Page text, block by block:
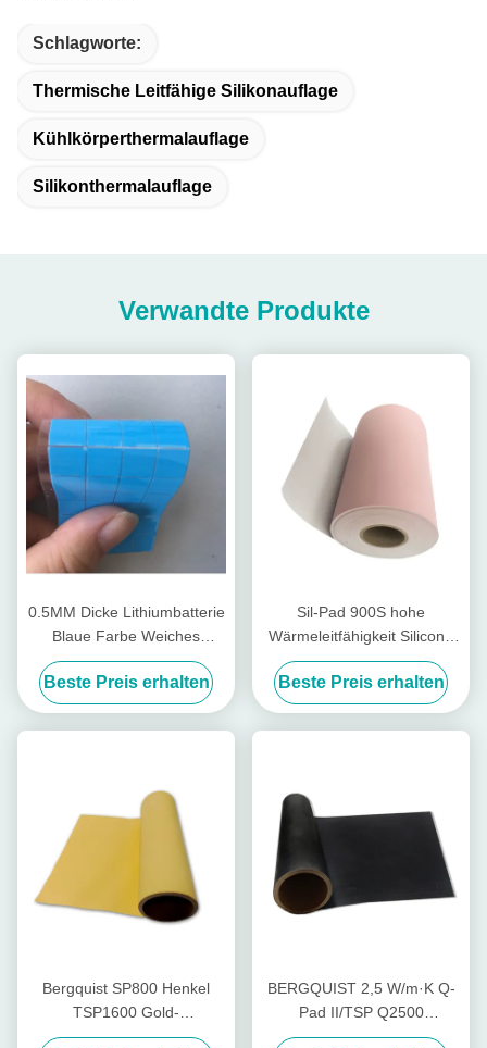
Schlagworte:
Thermische Leitfähige Silikonauflage
Kühlkörperthermalauflage
Silikonthermalauflage
Verwandte Produkte
0.5MM Dicke Lithiumbatterie
Blaue Farbe Weiches
Wärmeleitendes Silikon Pad
Beste Preis erhalten
Sil-Pad 900S hohe
Wärmeleitfähigkeit Silicone
Pad V0 isolierte Silikonfolie
Beste Preis erhalten
Bergquist SP800 Henkel
TSP1600 Gold-
Wärmedämmstoff aus
BERGQUIST 2,5 W/m·K Q-
Pad II/TSP Q2500
Kühldichtung aus